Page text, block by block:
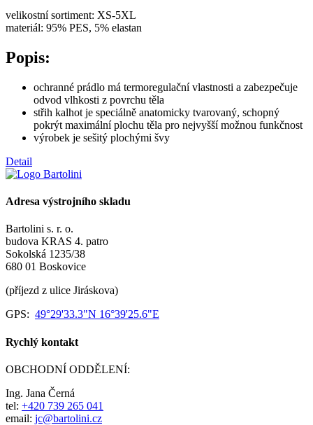
velikostní sortiment: XS-5XL
materiál: 95% PES, 5% elastan
Popis:
ochranné prádlo má termoregulační vlastnosti a zabezpečuje
odvod vlhkosti z povrchu těla
střih kalhot je speciálně anatomicky tvarovaný, schopný
pokrýt maximální plochu těla pro nejvyšší možnou funkčnost
výrobek je sešitý plochými švy
Detail
Adresa výstrojního skladu
Bartolini s. r. o.
budova KRAS 4. patro
Sokolská 1235/38
680 01 Boskovice
(příjezd z ulice Jiráskova)
GPS: 49°29'33.3"N 16°39'25.6"E
Rychlý kontakt
OBCHODNÍ ODDĚLENÍ:
Ing. Jana Černá
tel: +420 739 265 041
email: jc@bartolini.cz